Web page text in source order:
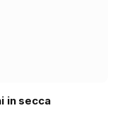
in secca